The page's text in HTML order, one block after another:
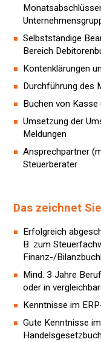
Selbstständige
Bereich
Kontenklärungen
Durchführung des
Buchen von Kasse
Umsetzung der
Meldungen
Ansprechpartner
Steuerberater
Das zeichnet
Erfolgreich
B. zum
Finanz-/
Mind. 3 Jahre
oder in
Kenntnisse im
Gute Kenntnisse